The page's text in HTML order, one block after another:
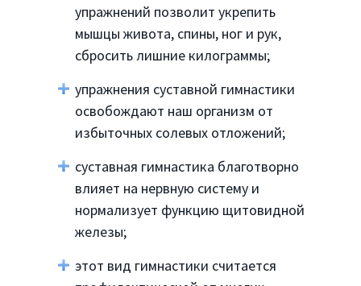
упражнений позволит укрепить
мышцы живота, спины, ног и рук,
сбросить лишние килограммы;
упражнения суставной гимнастики
освобождают наш организм от
избыточных солевых отложений;
суставная гимнастика благотворно
влияет на нервную систему и
нормализует функцию щитовидной
железы;
этот вид гимнастики считается